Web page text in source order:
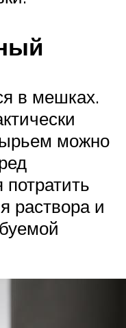
в мешках.
можно
раствора и